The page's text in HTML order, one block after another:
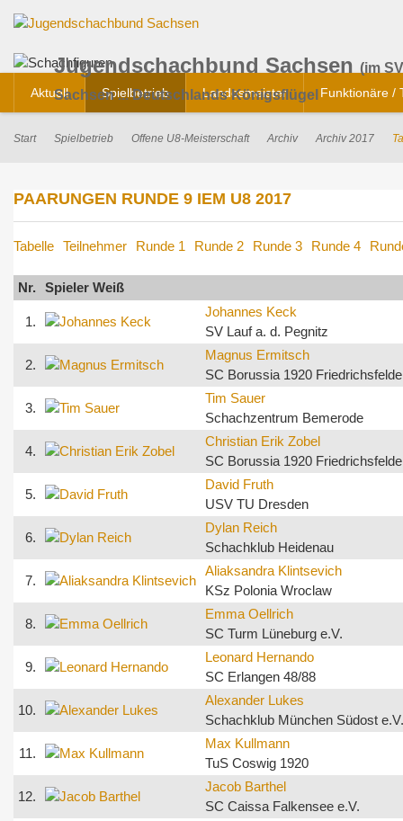
Jugendschachbund Sachsen (im
Sachsen ... Deutschlands Königsflügel
Aktuell Spielbetrieb Landesmeister Funktionäre /
Start Spielbetrieb Offene U8-Meisterschaft Archiv Archiv 2017
PAARUNGEN RUNDE 9 IEM U8 2017
Tabelle Teilnehmer Runde 1 Runde 2 Runde 3 Runde 4
Nr. Spieler Weiß
1.
Johannes Keck
SV Lauf a. d. Pegnitz
2.
Magnus Ermitsch
SC Borussia 1920 Friedrichsfelde
3.
Tim Sauer
Schachzentrum Bemerode
4.
Christian Erik Zobel
SC Borussia 1920 Friedrichsfelde
5.
David Fruth
USV TU Dresden
6.
Dylan Reich
Schachklub Heidenau
7.
Aliaksandra Klintsevich
KSz Polonia Wroclaw
8.
Emma Oellrich
SC Turm Lüneburg e.V.
9.
Leonard Hernando
SC Erlangen 48/88
10.
Alexander Lukes
Schachklub München Südost e.V.
11.
Max Kullmann
TuS Coswig 1920
12.
Jacob Barthel
SC Caissa Falkensee e.V.